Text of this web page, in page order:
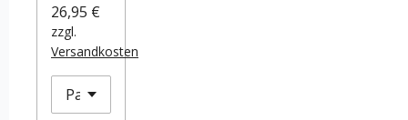
26,95 €
zzgl.
Versandkosten